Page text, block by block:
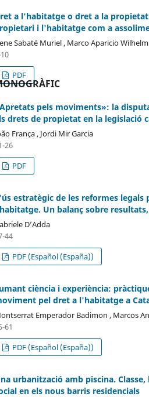
a l'habitatge o dret a la
i l'habitatge com a
Sabaté Muriel , Marco Aparicio
PDF
pels moviments»: la
drets de propietat en la legislació
França , Jordi Mir Garcia
26
PDF
estratègic de les reformes legals
Un balanç sobre
D’Adda
44
PDF (Español (España))
ciència i experiència:
pel dret a l'habitatge a
Emperador Badimon , Marcos
61
PDF (Español (España))
urbanització amb piscina.
en els nous barris residencials